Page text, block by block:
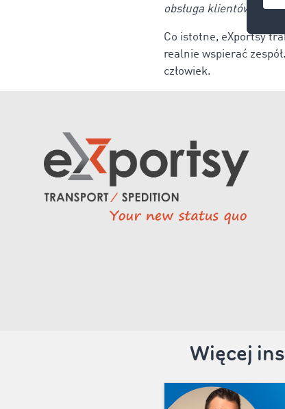
obsługa klientów staje
Co istotne, eXportsy
realnie wspierać
człowiek.
Więcej